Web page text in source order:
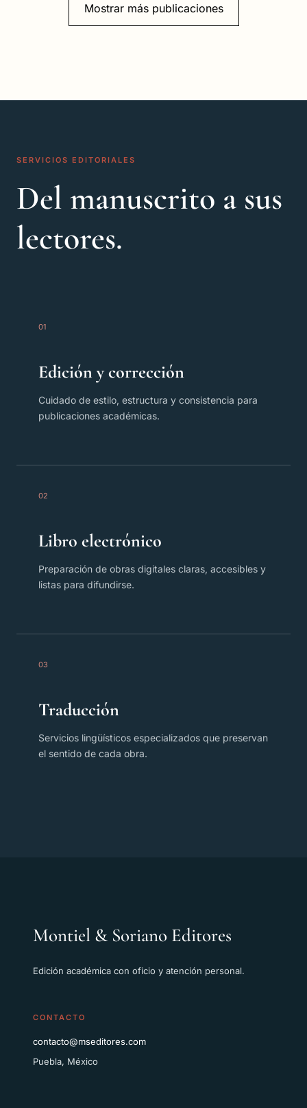
Mostrar más publicaciones
SERVICIOS EDITORIALES
Del manuscrito a sus
lectores.
01
Edición y corrección
Cuidado de estilo, estructura y consistencia para
publicaciones académicas.
02
Libro electrónico
Preparación de obras digitales claras, accesibles y
listas para difundirse.
03
Traducción
Servicios lingüísticos especializados que preservan
el sentido de cada obra.
Montiel & Soriano Editores
Edición académica con oficio y atención personal.
CONTACTO
contacto@mseditores.com
Puebla, México